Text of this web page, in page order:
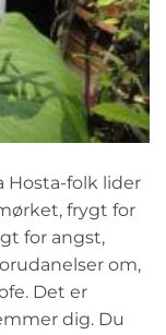
Hosta-folk lider
frygt for
for angst,
om,
Det er
dig. Du